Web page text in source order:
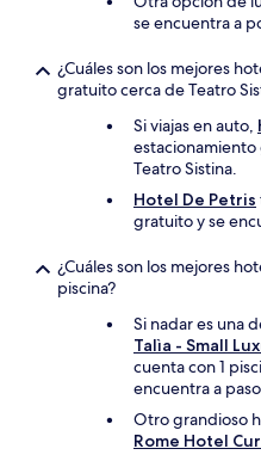
se encuentra a
¿Cuáles son los mejores
gratuito cerca de Teatro
Si viajas en auto,
estacionamiento
Teatro Sistina.
Hotel De Petris
gratuito y se
¿Cuáles son los mejores
piscina?
Si nadar es una
Talìa - Small
cuenta con 1
encuentra a
Otro grandioso
Rome Hotel